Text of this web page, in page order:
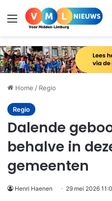
Menu
Home / Regio
Regio
Dalende
behalve in
gemeenten
Henri Haenen 29 mei 2026